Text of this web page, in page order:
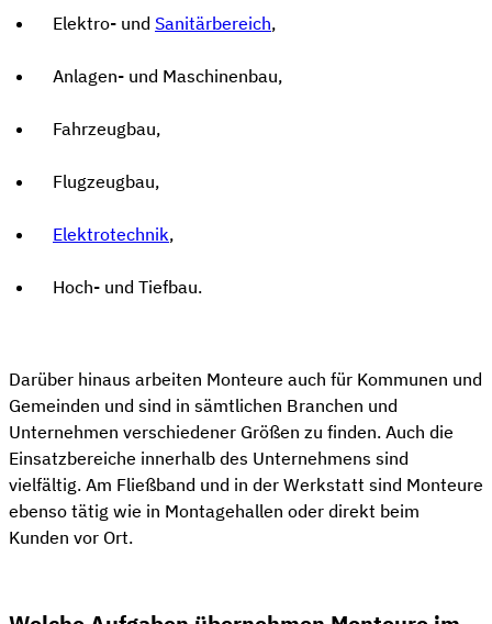
Elektro- und Sanitärbereich,
Anlagen- und Maschinenbau,
Fahrzeugbau,
Flugzeugbau,
Elektrotechnik,
Hoch- und Tiefbau.
Darüber hinaus arbeiten Monteure auch für Kommunen und
Gemeinden und sind in sämtlichen Branchen und
Unternehmen verschiedener Größen zu finden. Auch die
Einsatzbereiche innerhalb des Unternehmens sind
vielfältig. Am Fließband und in der Werkstatt sind Monteure
ebenso tätig wie in Montagehallen oder direkt beim
Kunden vor Ort.